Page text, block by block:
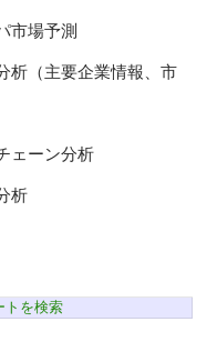
市場予測
析（主要企業情報、市
ェーン分析
析
トを検索